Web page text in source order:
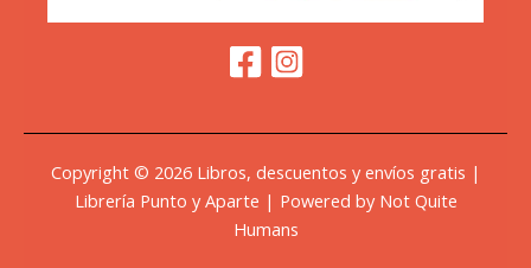
Copyright © 2026 Libros, descuentos y envíos gratis |
Librería Punto y Aparte | Powered by Not Quite
Humans